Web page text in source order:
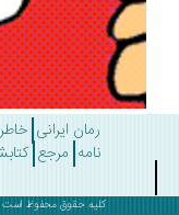
رمان ایرانی خاطره،
مرجع کتابشناسی
کلیه حقوق محفوظ است و